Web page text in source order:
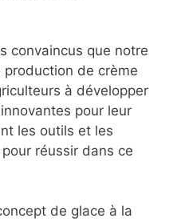
convaincus que notre
de crème
à développer
pour leur
les outils et les
réussir dans ce
de glace à la